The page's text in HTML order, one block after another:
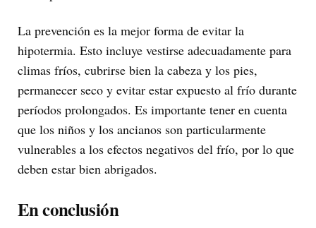
La prevención es la mejor forma de evitar la
hipotermia. Esto incluye vestirse adecuadamente para
climas fríos, cubrirse bien la cabeza y los pies,
permanecer seco y evitar estar expuesto al frío durante
períodos prolongados. Es importante tener en cuenta
que los niños y los ancianos son particularmente
vulnerables a los efectos negativos del frío, por lo que
deben estar bien abrigados.
En conclusión